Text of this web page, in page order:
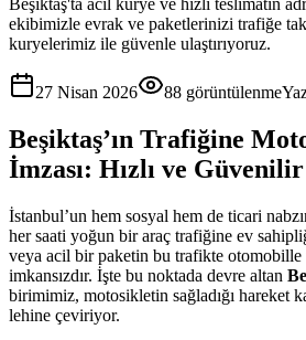
ekibimizle evrak ve paketlerinizi trafiğe
kuryelerimiz ile güvenle ulaştırıyoruz.
27 Nisan 2026 88 görüntülenme
Beşiktaş’ın Trafiğine
İmzası: Hızlı ve
İstanbul’un hem sosyal hem de ticari
her saati yoğun bir araç trafiğine ev
veya acil bir paketin bu trafikte otomobille
imkansızdır. İşte bu noktada devre altan
birimimiz, motosikletin sağladığı hareket
lehine çeviriyor.